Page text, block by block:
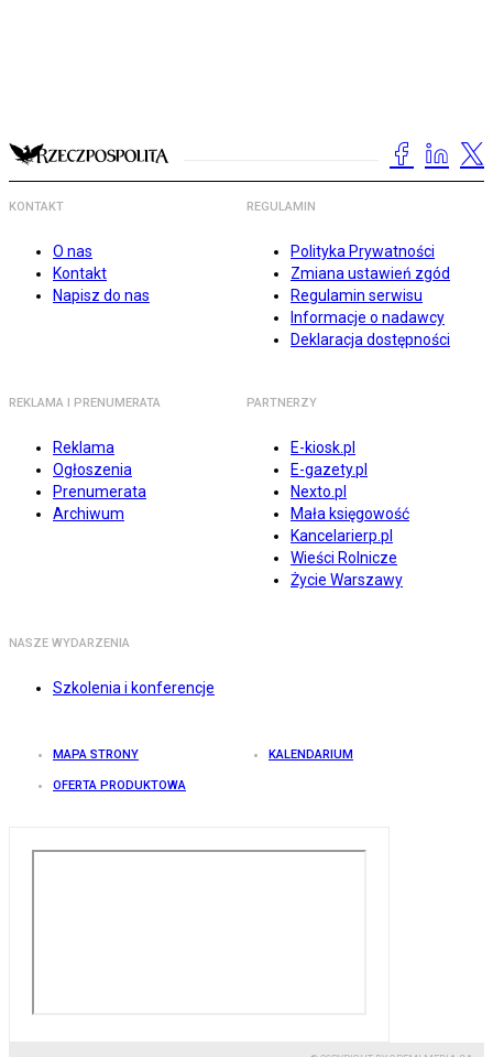
KONTAKT
O nas
Kontakt
Napisz do nas
REGULAMIN
Polityka Prywatności
Zmiana ustawień zgód
Regulamin serwisu
Informacje o nadawcy
Deklaracja dostępności
REKLAMA I PRENUMERATA
Reklama
Ogłoszenia
Prenumerata
Archiwum
PARTNERZY
E-kiosk.pl
E-gazety.pl
Nexto.pl
Mała księgowość
Kancelarierp.pl
Wieści Rolnicze
Życie Warszawy
NASZE WYDARZENIA
Szkolenia i konferencje
MAPA STRONY KALENDARIUM
OFERTA PRODUKTOWA